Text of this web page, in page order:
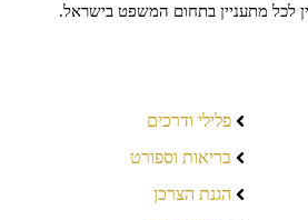
לכל מתעניין בתחום המשפט בישראל.
פלילי ודרכים
בריאות וספורט
הגנת הצרכן